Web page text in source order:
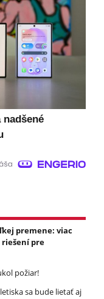
nadšené
premene: viac
pre
požiar!
sa bude lietať aj